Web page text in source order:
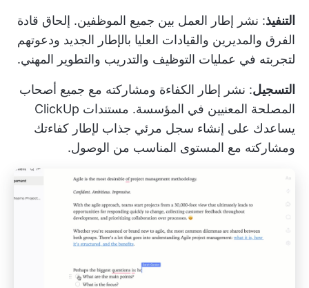
التنفيذ: نشر إطار العمل بين جميع الموظفين. إلحاق قادة
الفرق والمديرين والقيادات العليا بالإطار الجديد ودعوتهم
لتجربته في عمليات التوظيف والتدريب والتطوير المهني.
التسجيل: نشر إطار الكفاءة ومشاركته مع جميع أصحاب
المصلحة المعنيين في المؤسسة. مستندات ClickUp
يساعدك على إنشاء سجل مرئي جذاب لإطار كفاءتك
ومشاركته مع المستوى المناسب من الوصول.